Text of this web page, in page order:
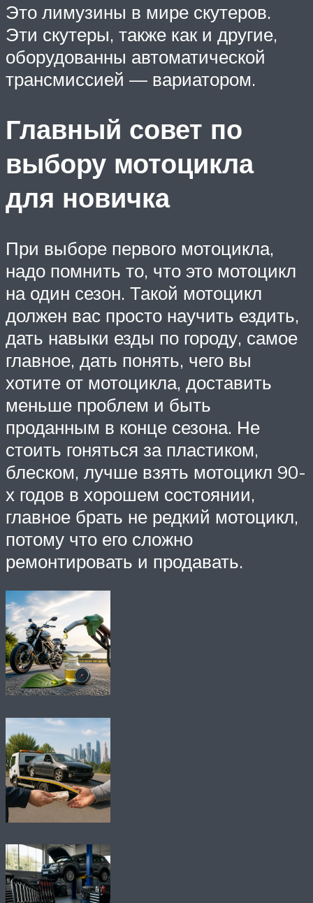
Это лимузины в мире скутеров.
Эти скутеры, также как и другие,
оборудованны автоматической
трансмиссией — вариатором.
Главный совет по
выбору мотоцикла
для новичка
При выборе первого мотоцикла,
надо помнить то, что это мотоцикл
на один сезон. Такой мотоцикл
должен вас просто научить ездить,
дать навыки езды по городу, самое
главное, дать понять, чего вы
хотите от мотоцикла, доставить
меньше проблем и быть
проданным в конце сезона. Не
стоить гоняться за пластиком,
блеском, лучше взять мотоцикл 90-
х годов в хорошем состоянии,
главное брать не редкий мотоцикл,
потому что его сложно
ремонтировать и продавать.